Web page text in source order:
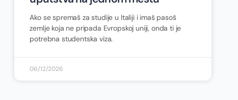
Ako se spremaš za studije u Italiji i imaš pasoš
zemlje koja ne pripada Evropskoj uniji, onda ti je
potrebna studentska viza.
06/12/2026